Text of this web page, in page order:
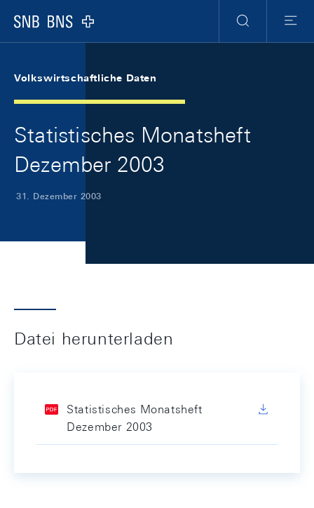
Logo
Suche
Menu
Volkswirtschaftliche Daten
Statistisches Monatsheft
Dezember 2003
31. Dezember 2003
Datei herunterladen
Statistisches Monatsheft
Dezember 2003